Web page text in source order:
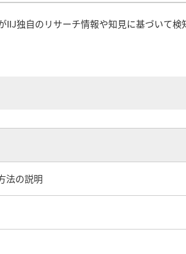
独自のリサーチ情報や知見に基づいて検
法の説明